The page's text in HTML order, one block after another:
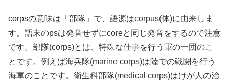
corpsの意味は「部隊」で、語源はcorpus(体)に由来しま
す。語末のpsは発音せずにcoreと同じ発音をするので注意
です。部隊(corps)とは、特殊な仕事を行う軍の一団のこ
とです。例えば海兵隊(marine corps)は陸での戦闘を行う
海軍のことです。衛生科部隊(medical corps)はけが人の治